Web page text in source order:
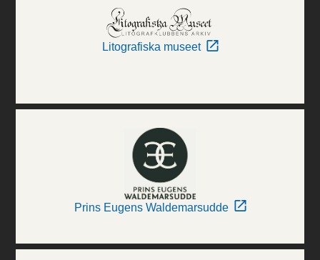
Litografiska museet
Prins Eugens Waldemarsudde